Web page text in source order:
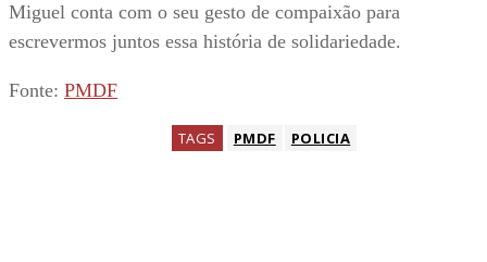
Miguel conta com o seu gesto de compaixão para
escrevermos juntos essa história de solidariedade.
Fonte: PMDF
TAGS PMDF POLICIA